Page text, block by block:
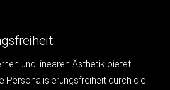
und linearen Ästhetik bietet
Personalisierungsfreiheit durch die